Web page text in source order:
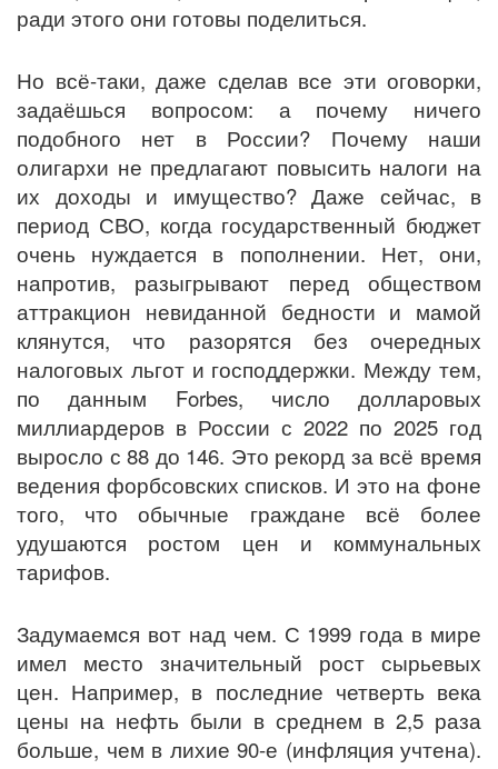
ради этого они готовы поделиться.
Но всё-таки, даже сделав все эти оговорки,
задаёшься вопросом: а почему ничего
подобного нет в России? Почему наши
олигархи не предлагают повысить налоги на
их доходы и имущество? Даже сейчас, в
период СВО, когда государственный бюджет
очень нуждается в пополнении. Нет, они,
напротив, разыгрывают перед обществом
аттракцион невиданной бедности и мамой
клянутся, что разорятся без очередных
налоговых льгот и господдержки. Между тем,
по данным Forbes, число долларовых
миллиардеров в России с 2022 по 2025 год
выросло с 88 до 146. Это рекорд за всё время
ведения форбсовских списков. И это на фоне
того, что обычные граждане всё более
удушаются ростом цен и коммунальных
тарифов.
Задумаемся вот над чем. С 1999 года в мире
имел место значительный рост сырьевых
цен. Например, в последние четверть века
цены на нефть были в среднем в 2,5 раза
больше, чем в лихие 90-е (инфляция учтена).